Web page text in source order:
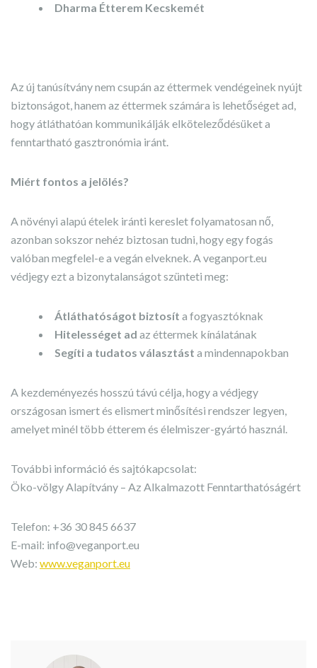
Dharma Étterem Kecskemét
Az új tanúsítvány nem csupán az éttermek vendégeinek nyújt
biztonságot, hanem az éttermek számára is lehetőséget ad,
hogy átláthatóan kommunikálják elköteleződésüket a
fenntartható gasztronómia iránt.
Miért fontos a jelölés?
A növényi alapú ételek iránti kereslet folyamatosan nő,
azonban sokszor nehéz biztosan tudni, hogy egy fogás
valóban megfelel-e a vegán elveknek. A veganport.eu
védjegy ezt a bizonytalanságot szünteti meg:
Átláthatóságot biztosít a fogyasztóknak
Hitelességet ad az éttermek kínálatának
Segíti a tudatos választást a mindennapokban
A kezdeményezés hosszú távú célja, hogy a védjegy
országosan ismert és elismert minősítési rendszer legyen,
amelyet minél több étterem és élelmiszer-gyártó használ.
További információ és sajtókapcsolat:
Öko-völgy Alapítvány – Az Alkalmazott Fenntarthatóságért
Telefon: +36 30 845 6637
E-mail: info@veganport.eu
Web: www.veganport.eu